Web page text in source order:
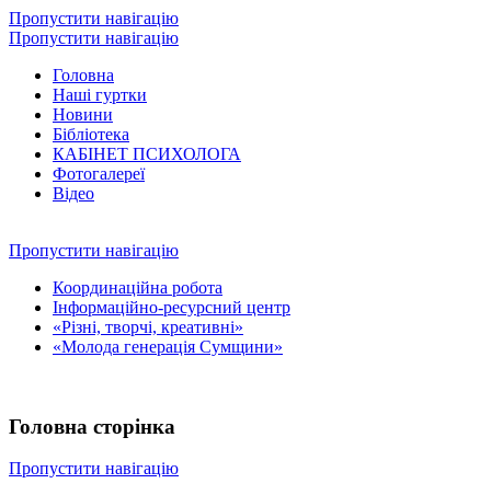
Пропустити навігацію
Пропустити навігацію
Головна
Наші гуртки
Новини
Бібліотека
КАБІНЕТ ПСИХОЛОГА
Фотогалереї
Відео
Пропустити навігацію
Координаційна робота
Інформаційно-ресурсний центр
«Різні, творчі, креативні»
«Молода генерація Сумщини»
Головна сторінка
Пропустити навігацію